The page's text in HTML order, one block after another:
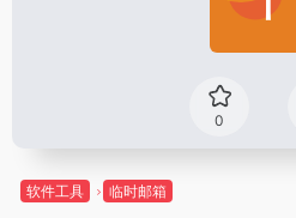
0
软件工具 临时邮箱